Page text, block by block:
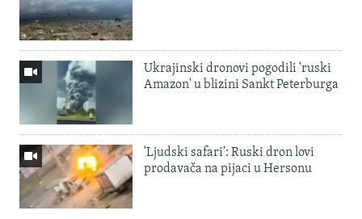
Ukrajinski dronovi pogodili 'ruski
Amazon' u blizini Sankt Peterburga
'Ljudski safari': Ruski dron lovi
prodavača na pijaci u Hersonu